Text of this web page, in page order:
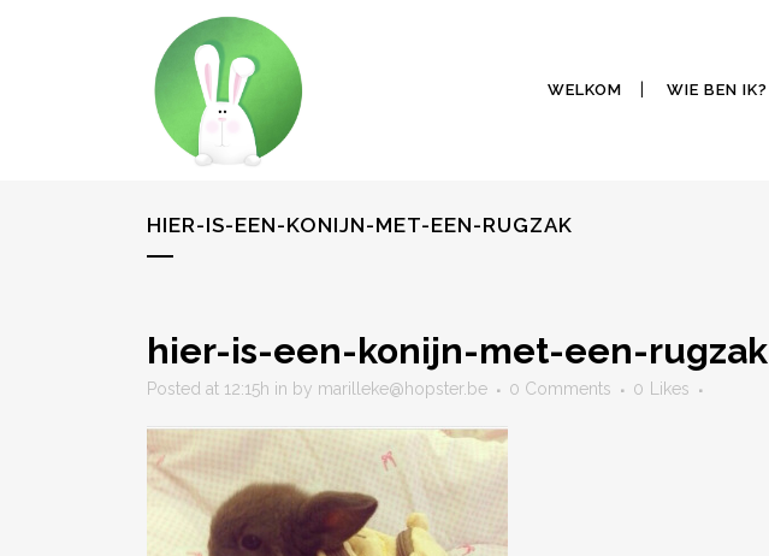
WELKOM WIE BEN IK?
HIER-IS-EEN-KONIJN-MET-EEN-RUGZAK
hier-is-een-konijn-met-een-rugzak
Posted at 12:15h in by marilleke@hopster.be 0 Comments 0 Likes